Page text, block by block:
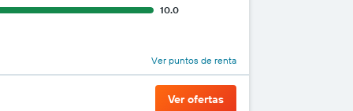
10.0
Ver puntos de renta
Ver ofertas